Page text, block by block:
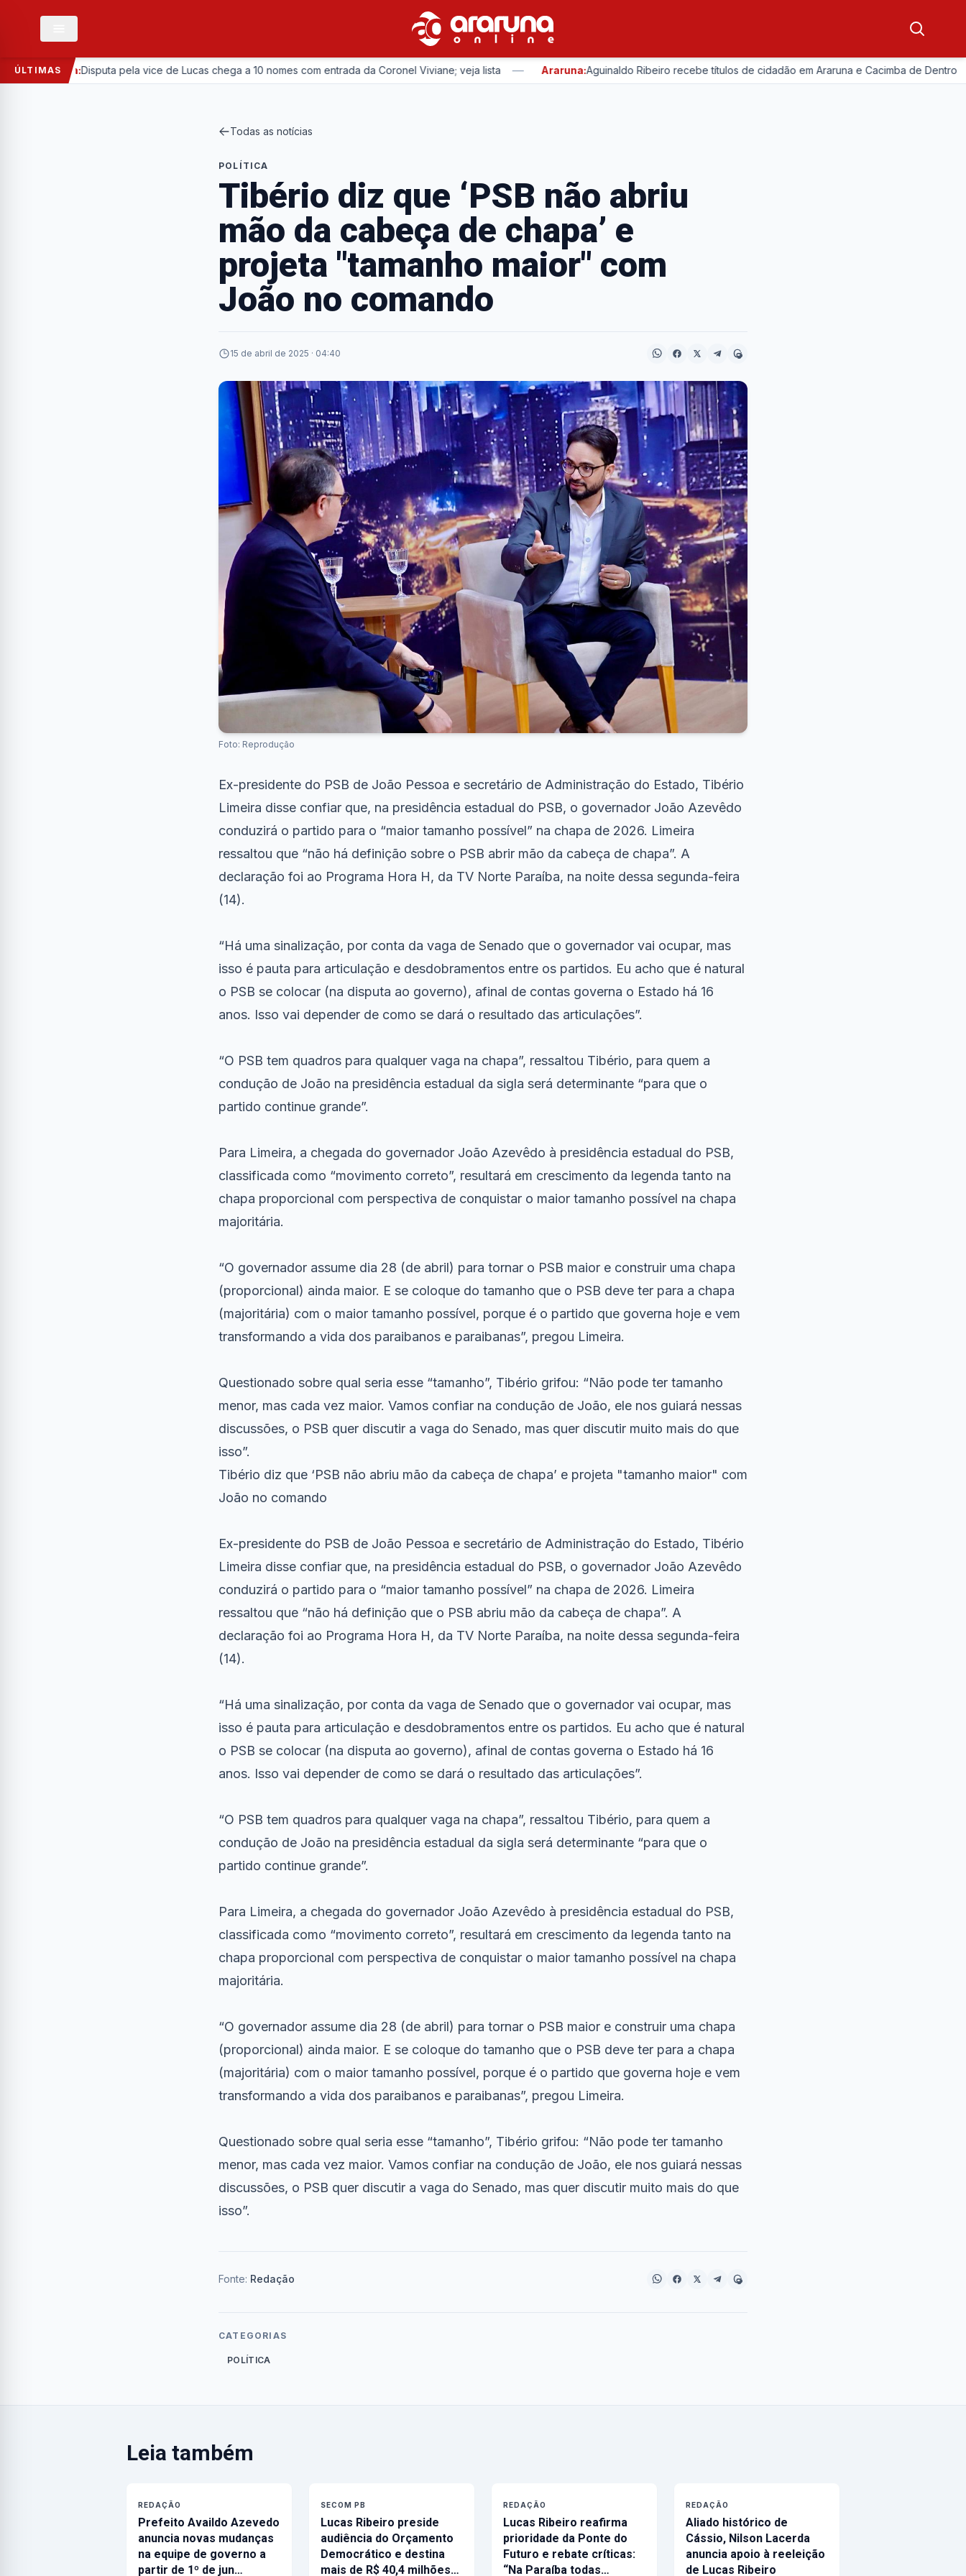
ÚLTIMASDisputa pela vice de Lucas chega a 10 nomes com entrada da Coronel Viviane; veja lista — Araruna:Aguinaldo Ribeiro recebe títulos de cidadão em Araruna e Cacimba de Dentro —
Todas as notícias
POLÍTICA
Tibério diz que ‘PSB não abriu
mão da cabeça de chapa’ e
projeta "tamanho maior" com
João no comando
15 de abril de 2025 · 04:40
Foto: Reprodução
Ex-presidente do PSB de João Pessoa e secretário de Administração do Estado, Tibério
Limeira disse confiar que, na presidência estadual do PSB, o governador João Azevêdo
conduzirá o partido para o “maior tamanho possível” na chapa de 2026. Limeira
ressaltou que “não há definição sobre o PSB abrir mão da cabeça de chapa”. A
declaração foi ao Programa Hora H, da TV Norte Paraíba, na noite dessa segunda-feira
(14).
“Há uma sinalização, por conta da vaga de Senado que o governador vai ocupar, mas
isso é pauta para articulação e desdobramentos entre os partidos. Eu acho que é natural
o PSB se colocar (na disputa ao governo), afinal de contas governa o Estado há 16
anos. Isso vai depender de como se dará o resultado das articulações”.
“O PSB tem quadros para qualquer vaga na chapa”, ressaltou Tibério, para quem a
condução de João na presidência estadual da sigla será determinante “para que o
partido continue grande”.
Para Limeira, a chegada do governador João Azevêdo à presidência estadual do PSB,
classificada como “movimento correto”, resultará em crescimento da legenda tanto na
chapa proporcional com perspectiva de conquistar o maior tamanho possível na chapa
majoritária.
“O governador assume dia 28 (de abril) para tornar o PSB maior e construir uma chapa
(proporcional) ainda maior. E se coloque do tamanho que o PSB deve ter para a chapa
(majoritária) com o maior tamanho possível, porque é o partido que governa hoje e vem
transformando a vida dos paraibanos e paraibanas”, pregou Limeira.
Questionado sobre qual seria esse “tamanho”, Tibério grifou: “Não pode ter tamanho
menor, mas cada vez maior. Vamos confiar na condução de João, ele nos guiará nessas
discussões, o PSB quer discutir a vaga do Senado, mas quer discutir muito mais do que
isso”.
Tibério diz que ‘PSB não abriu mão da cabeça de chapa’ e projeta "tamanho maior" com
João no comando
Ex-presidente do PSB de João Pessoa e secretário de Administração do Estado, Tibério
Limeira disse confiar que, na presidência estadual do PSB, o governador João Azevêdo
conduzirá o partido para o “maior tamanho possível” na chapa de 2026. Limeira
ressaltou que “não há definição que o PSB abriu mão da cabeça de chapa”. A
declaração foi ao Programa Hora H, da TV Norte Paraíba, na noite dessa segunda-feira
(14).
“Há uma sinalização, por conta da vaga de Senado que o governador vai ocupar, mas
isso é pauta para articulação e desdobramentos entre os partidos. Eu acho que é natural
o PSB se colocar (na disputa ao governo), afinal de contas governa o Estado há 16
anos. Isso vai depender de como se dará o resultado das articulações”.
“O PSB tem quadros para qualquer vaga na chapa”, ressaltou Tibério, para quem a
condução de João na presidência estadual da sigla será determinante “para que o
partido continue grande”.
Para Limeira, a chegada do governador João Azevêdo à presidência estadual do PSB,
classificada como “movimento correto”, resultará em crescimento da legenda tanto na
chapa proporcional com perspectiva de conquistar o maior tamanho possível na chapa
majoritária.
“O governador assume dia 28 (de abril) para tornar o PSB maior e construir uma chapa
(proporcional) ainda maior. E se coloque do tamanho que o PSB deve ter para a chapa
(majoritária) com o maior tamanho possível, porque é o partido que governa hoje e vem
transformando a vida dos paraibanos e paraibanas”, pregou Limeira.
Questionado sobre qual seria esse “tamanho”, Tibério grifou: “Não pode ter tamanho
menor, mas cada vez maior. Vamos confiar na condução de João, ele nos guiará nessas
discussões, o PSB quer discutir a vaga do Senado, mas quer discutir muito mais do que
isso”.
Fonte: Redação
CATEGORIAS
POLÍTICA
Leia também
REDAÇÃO
Prefeito Availdo Azevedo
anuncia novas mudanças
na equipe de governo a
partir de 1º de jun…
SECOM PB
Lucas Ribeiro preside
audiência do Orçamento
Democrático e destina
mais de R$ 40,4 milhões…
REDAÇÃO
Lucas Ribeiro reafirma
prioridade da Ponte do
Futuro e rebate críticas:
“Na Paraíba todas…
REDAÇÃO
Aliado histórico de
Cássio, Nilson Lacerda
anuncia apoio à reeleição
de Lucas Ribeiro